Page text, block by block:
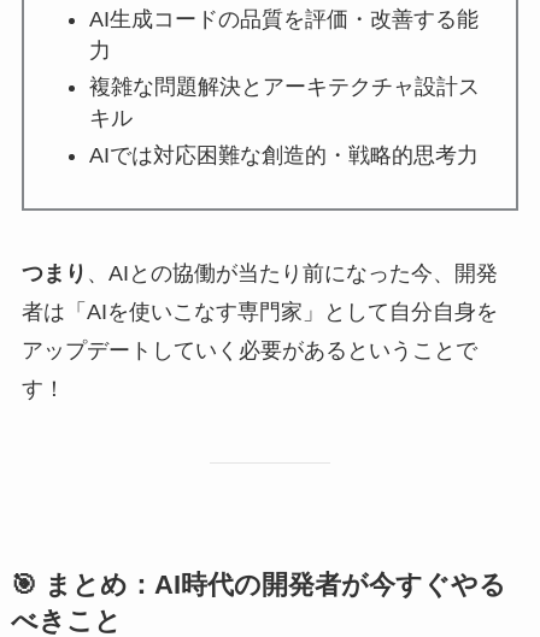
AI生成コードの品質を評価・改善する能
力
複雑な問題解決とアーキテクチャ設計ス
キル
AIでは対応困難な創造的・戦略的思考力
つまり 、AIとの協働が当たり前になった今、開発
者は「AIを使いこなす専門家」として自分自身を
アップデートしていく必要があるということで
す！
🎯 まとめ：AI時代の開発者が今すぐやる
べきこと